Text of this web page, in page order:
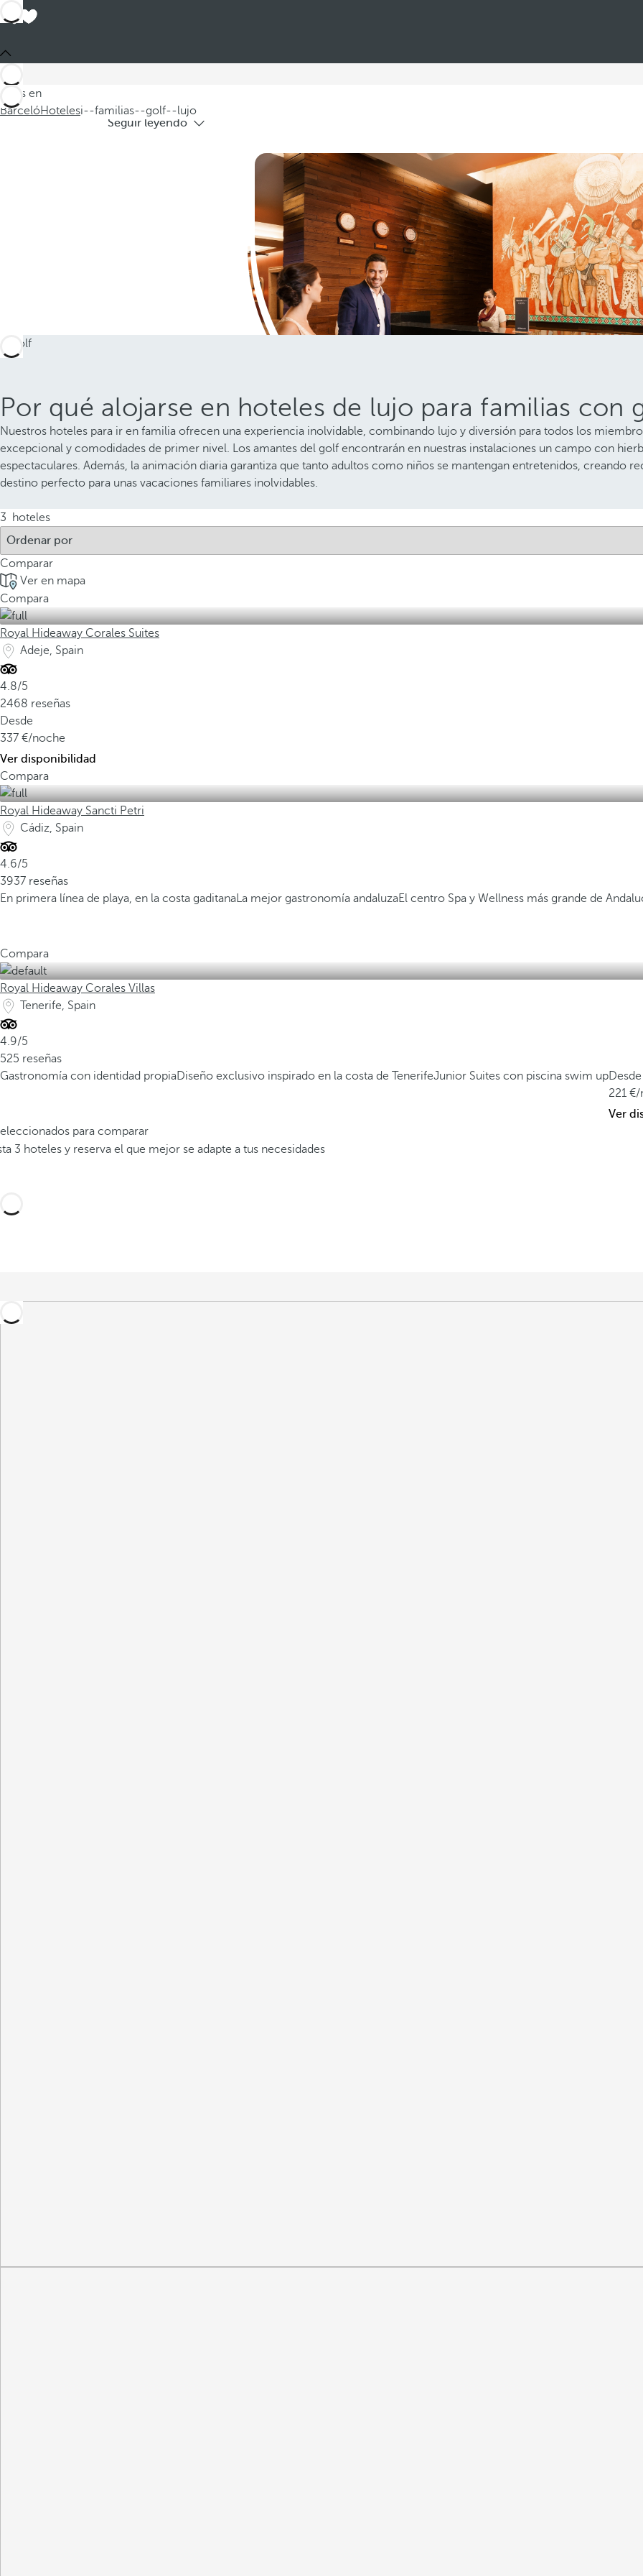
Estás en
BarcelóHotelesi--familias--golf--lujo
Hoteles para familias, golf y
Seguir leyendo
Por qué alojarse en hoteles de lujo para familias con
Nuestros hoteles para ir en familia ofrecen una experiencia inolvidable, combinando lujo y diversión para todos los
excepcional y comodidades de primer nivel. Los amantes del golf encontrarán en nuestras instalaciones un campo con
espectaculares. Además, la animación diaria garantiza que tanto adultos como niños se mantengan entretenidos, creando
destino perfecto para unas vacaciones familiares inolvidables.
3 hoteles
Comparar
Ver en mapa
Compara
Royal Hideaway Corales Suites
Adeje, Spain
4.8/5
2468 reseñas
Desde
337
/noche
Ver disponibilidad
Compara
Royal Hideaway Sancti Petri
Cádiz, Spain
4.6/5
3937 reseñas
En primera línea de playa, en la costa gaditanaLa mejor gastronomía andaluzaEl centro Spa y Wellness más grande de
Compara
Royal Hideaway Corales Villas
Tenerife, Spain
4.9/5
525 reseñas
Gastronomía con identidad propiaDiseño exclusivo inspirado en la costa de TenerifeJunior Suites con piscina swim upDesde
221
/
Ver
para comparar
3 hoteles y reserva el que mejor se adapte a tus necesidades